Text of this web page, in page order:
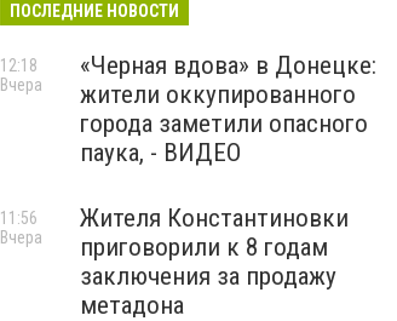
ПОСЛЕДНИЕ НОВОСТИ
«Черная вдова» в Донецке:
жители оккупированного
города заметили опасного
паука, - ВИДЕО
12:18
Вчера
Жителя Константиновки
приговорили к 8 годам
заключения за продажу
метадона
11:56
Вчера